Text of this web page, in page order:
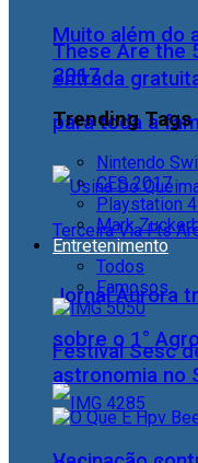
Muito além do
entrada
para toda a
Jornal Aurora
sobre o 1°
These Are the
2017
Trending Tags
Nintendo
CES 2017
Playstation
Mark
Entretenimento
Todos
Famosos
Festival Sesc
astronomia no